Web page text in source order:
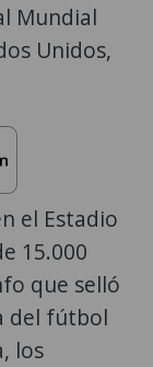
Mundial
Unidos,
el Estadio
15.000
que selló
del fútbol
los